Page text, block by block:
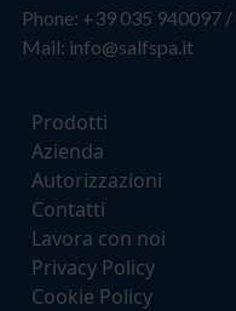
Phone: +39 035 940097/
Mail: info@salfspa.it
Prodotti
Azienda
Autorizzazioni
Contatti
Lavora con noi
Privacy Policy
Cookie Policy